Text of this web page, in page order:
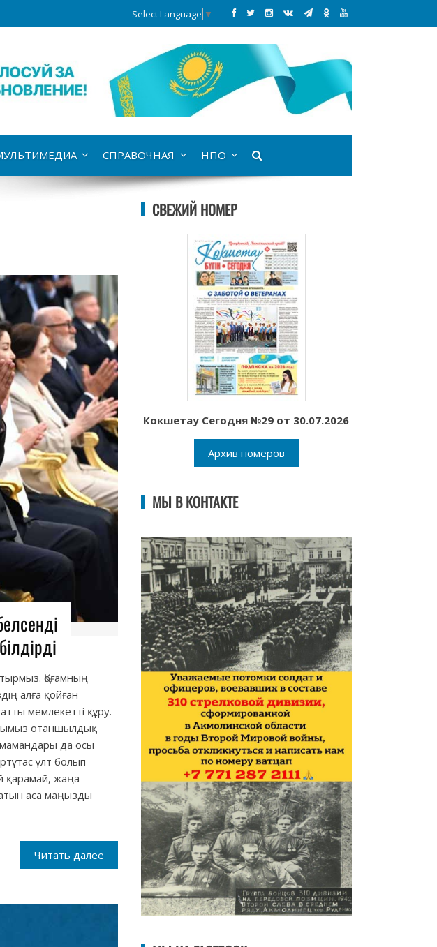
Select Language ▼
СПРАВОЧНАЯ НПО
Қоғамның
алға қойған
мемлекетті құру.
отаншылдық
мамандары да осы
ұлт болып
қарамай, жаңа
аса маңызды
Читать далее
СВЕЖИЙ НОМЕР
Кокшетау Сегодня №29 от 30.07.2026
Архив номеров
МЫ В КОНТАКТЕ